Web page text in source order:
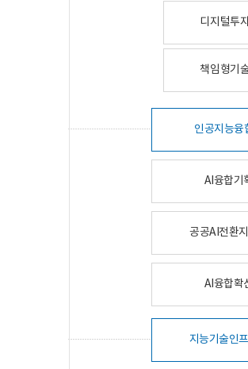
디지털투
책임형기
인공지능융
AI융합기
공공AI전환
AI융합확
지능기술인